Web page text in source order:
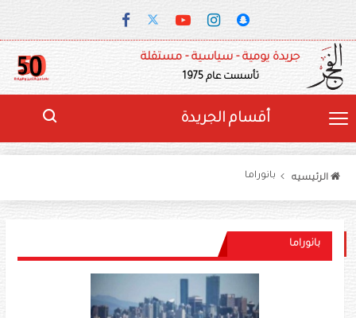
جريدة يومية - سياسية - مستقلة
تأسست عام 1975
أقسام الجريدة
الرئيسيه بانوراما
بانوراما